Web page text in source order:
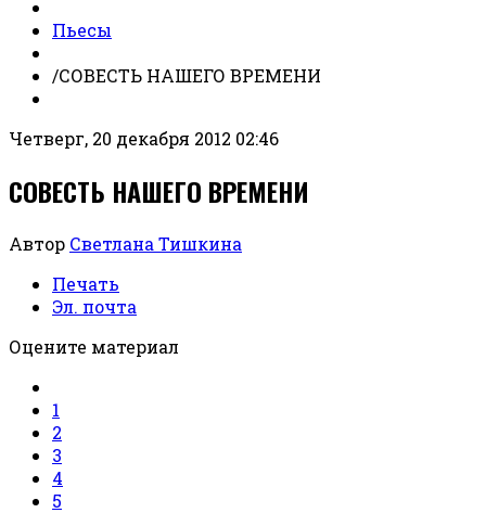
Пьесы
/СОВЕСТЬ НАШЕГО ВРЕМЕНИ
Четверг, 20 декабря 2012 02:46
СОВЕСТЬ НАШЕГО ВРЕМЕНИ
Автор Светлана Тишкина
Печать
Эл. почта
Оцените материал
1
2
3
4
5